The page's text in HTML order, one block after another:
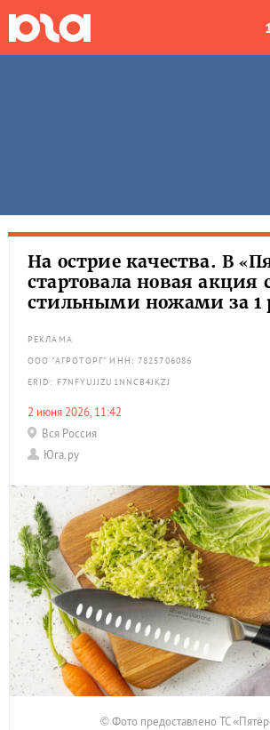
На острие качества. В
стартовала новая акция
стильными ножами за 1
РЕКЛАМА
ООО "АГРОТОРГ" ИНН: 7825706086
ERID: F7NFYUJJZU1NNCB4JKZJ
2 июня 2026, 11:42
Вся Россия
Юга.ру
© Фото предоставлено ТС